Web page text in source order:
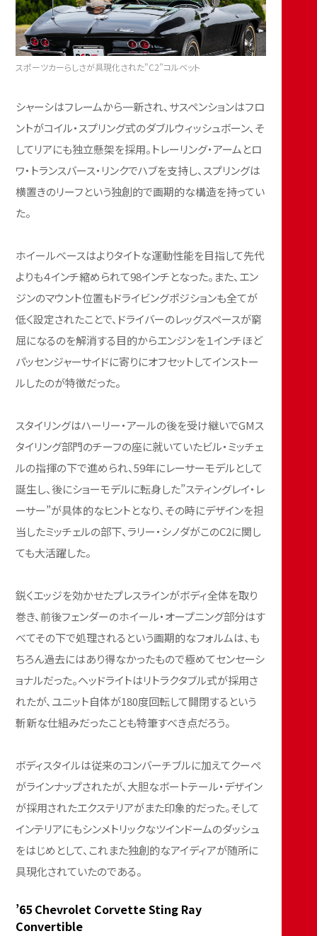
スポーツカーらしさが具現化された"C2”コルベット
シャーシはフレームから一新され、サスペンションはフロ
ントがコイル・スプリング式のダブルウィッシュボーン、そ
してリアにも独立懸架を採用。トレーリング・アームとロ
ワ・トランスバース・リンクでハブを支持し、スプリングは
横置きのリーフという独創的で画期的な構造を持ってい
た。
ホイールベースはよりタイトな運動性能を目指して先代
よりも４インチ縮められて98インチとなった。また、エン
ジンのマウント位置もドライビングポジションも全てが
低く設定されたことで、ドライバーのレッグスペースが窮
屈になるのを解消する目的からエンジンを１インチほど
パッセンジャーサイドに寄りにオフセットしてインストー
ルしたのが特徴だった。
スタイリングはハーリー・アールの後を受け継いでGMス
タイリング部門のチーフの座に就いていたビル・ミッチェ
ルの指揮の下で進められ、59年にレーサーモデルとして
誕生し、後にショーモデルに転身した”スティングレイ・レ
ーサー”が具体的なヒントとなり、その時にデザインを担
当したミッチェルの部下、ラリー・シノダがこのC2に関し
ても大活躍した。
鋭くエッジを効かせたプレスラインがボディ全体を取り
巻き、前後フェンダーのホイール・オープニング部分はす
べてその下で処理されるという画期的なフォルムは、も
ちろん過去にはあり得なかったもので極めてセンセーシ
ョナルだった。ヘッドライトはリトラクタブル式が採用さ
れたが、ユニット自体が180度回転して開閉するという
斬新な仕組みだったことも特筆すべき点だろう。
ボディスタイルは従来のコンバーチブルに加えてクーぺ
がラインナップされたが、大胆なボートテール・デザイン
が採用されたエクステリアがまた印象的だった。そして
インテリアにもシンメトリックなツインドームのダッシュ
をはじめとして、これまた独創的なアイディアが随所に
具現化されていたのである。
’65 Chevrolet Corvette Sting Ray
Convertible